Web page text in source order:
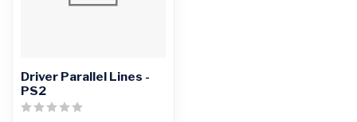
Driver Parallel Lines -
PS2